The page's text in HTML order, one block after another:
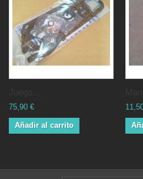
75,90 €
Añadir al carrito